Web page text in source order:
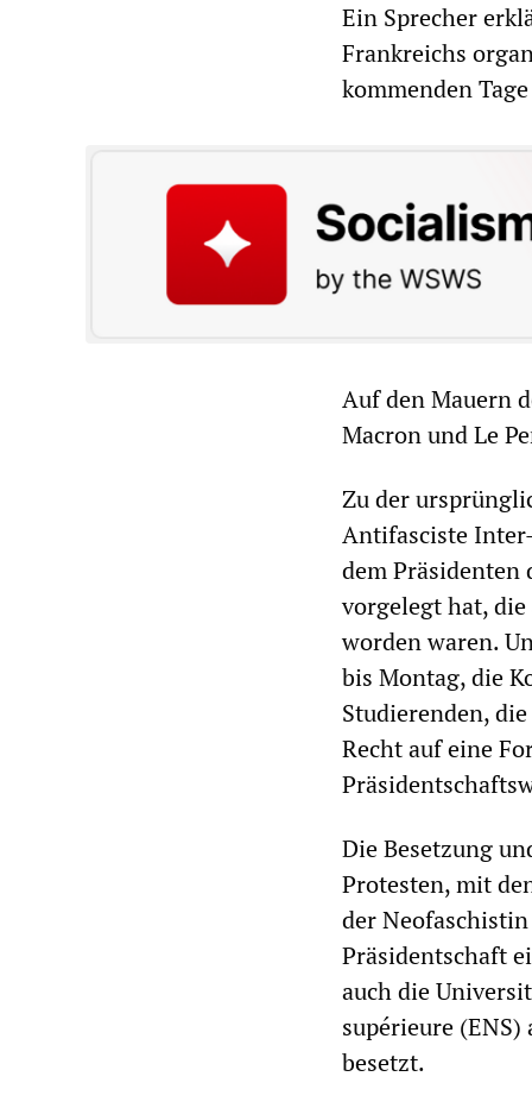
Ein Sprecher
Frankreichs
kommenden
Auf den Mauern
Macron und Le
Zu der
Antifasciste
dem Präsidenten
vorgelegt hat,
worden waren.
bis Montag, die
Studierenden,
Recht auf eine
Die Besetzung
Protesten, mit
der
Präsidentschaft
auch die
supérieure (ENS)
besetzt.